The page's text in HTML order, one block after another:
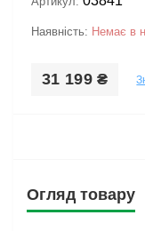
Наявність: Немає в
31 199 ₴
Огляд товару